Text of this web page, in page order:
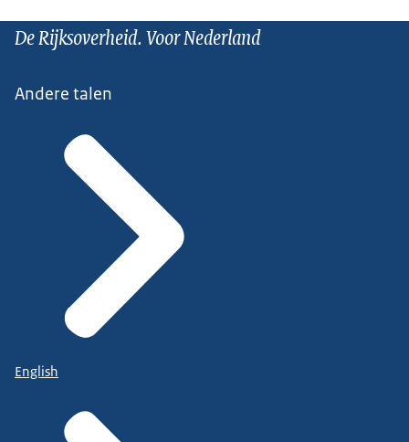
De Rijksoverheid. Voor Nederland
Andere talen
English